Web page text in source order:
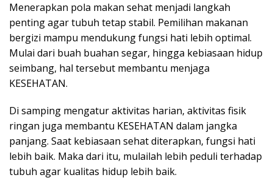
Menerapkan pola makan sehat menjadi langkah
penting agar tubuh tetap stabil. Pemilihan makanan
bergizi mampu mendukung fungsi hati lebih optimal.
Mulai dari buah buahan segar, hingga kebiasaan hidup
seimbang, hal tersebut membantu menjaga
KESEHATAN.
Di samping mengatur aktivitas harian, aktivitas fisik
ringan juga membantu KESEHATAN dalam jangka
panjang. Saat kebiasaan sehat diterapkan, fungsi hati
lebih baik. Maka dari itu, mulailah lebih peduli terhadap
tubuh agar kualitas hidup lebih baik.